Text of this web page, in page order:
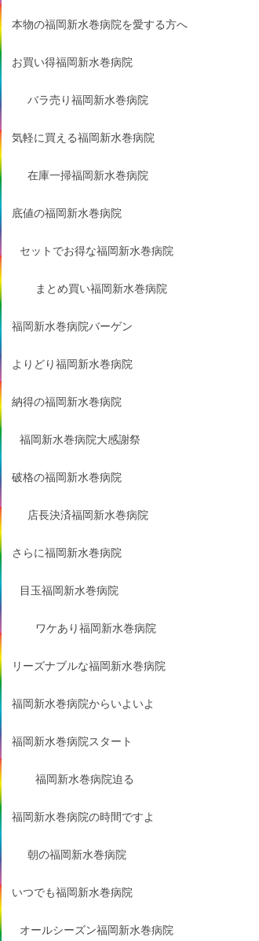
本物の福岡新水巻病院を愛する方へ
お買い得福岡新水巻病院
バラ売り福岡新水巻病院
気軽に買える福岡新水巻病院
在庫一掃福岡新水巻病院
底値の福岡新水巻病院
セットでお得な福岡新水巻病院
まとめ買い福岡新水巻病院
福岡新水巻病院バーゲン
よりどり福岡新水巻病院
納得の福岡新水巻病院
福岡新水巻病院大感謝祭
破格の福岡新水巻病院
店長決済福岡新水巻病院
さらに福岡新水巻病院
目玉福岡新水巻病院
ワケあり福岡新水巻病院
リーズナブルな福岡新水巻病院
福岡新水巻病院からいよいよ
福岡新水巻病院スタート
福岡新水巻病院迫る
福岡新水巻病院の時間ですよ
朝の福岡新水巻病院
いつでも福岡新水巻病院
オールシーズン福岡新水巻病院